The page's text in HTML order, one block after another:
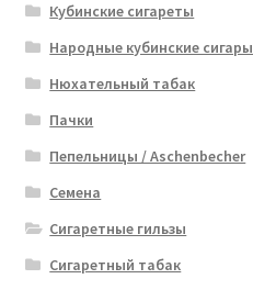
Кубинские сигареты
Народные кубинские сигары
Нюхательный табак
Пачки
Пепельницы / Aschenbecher
Семена
Сигаретные гильзы
Сигаретный табак